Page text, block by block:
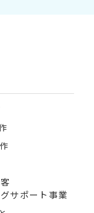
サポート事業